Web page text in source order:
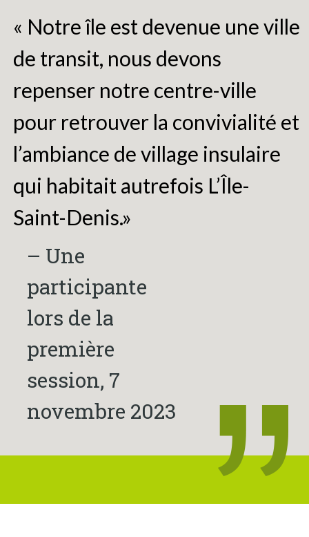
« Notre île est devenue une ville
de transit, nous devons
repenser notre centre-ville
pour retrouver la convivialité et
l’ambiance de village insulaire
qui habitait autrefois L’Île-
Saint-Denis.»
– Une
participante
lors de la
première
session, 7
novembre 2023